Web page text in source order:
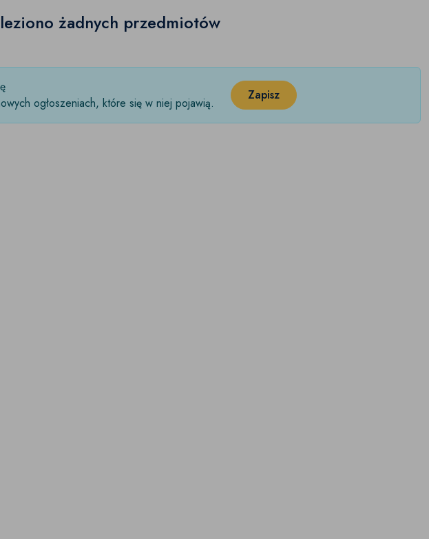
żadnych przedmiotów
ogłoszeniach, które się w niej pojawią.
Zapisz